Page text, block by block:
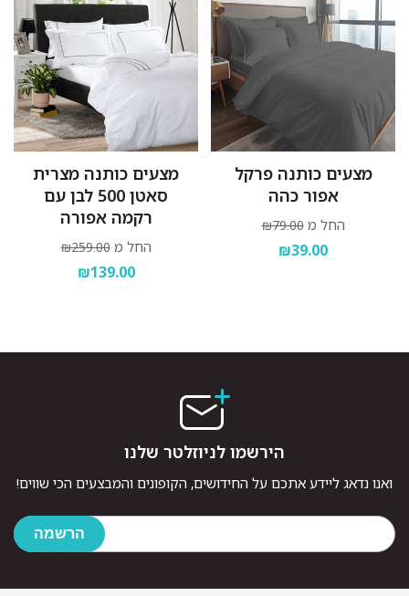
מצעים כותנה פרקל
אפור כהה
החל מ ₪79.00
₪39.00
מצעים כותנה מצרית
סאטן 500 לבן עם
רקמה אפורה
החל מ ₪259.00
₪139.00
הירשמו לניוזלטר שלנו
ואנו נדאג ליידע אתכם על החידושים, הקופונים והמבצעים הכי שווים!